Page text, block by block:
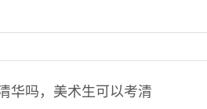
华吗，美术生可以考清